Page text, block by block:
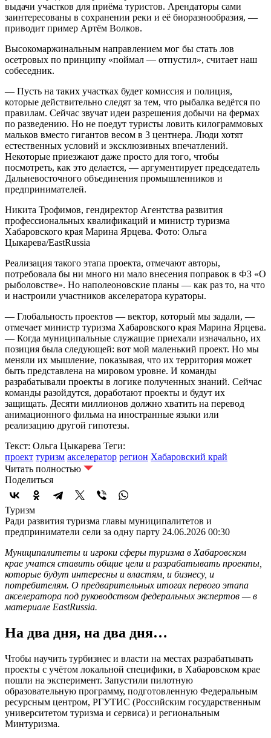
выдачи участков для приёма туристов. Арендаторы сами
заинтересованы в сохранении реки и её биоразнообразия, —
приводит пример Артём Волков.
Высокомаржинальным направлением мог бы стать лов
осетровых по принципу «поймал — отпустил», считает наш
собеседник.
— Пусть на таких участках будет комиссия и полиция,
которые действительно следят за тем, что рыбалка ведётся по
правилам. Сейчас звучат идеи разрешения добычи на фермах
по разведению. Но не поедут туристы ловить килограммовых
мальков вместо гигантов весом в 3 центнера. Люди хотят
естественных условий и эксклюзивных впечатлений.
Некоторые приезжают даже просто для того, чтобы
посмотреть, как это делается, — аргументирует председатель
Дальневосточного объединения промышленников и
предпринимателей.
Никита Трофимов, гендиректор Агентства развития
профессиональных квалификаций и министр туризма
Хабаровского края Марина Ярцева. Фото: Ольга
Цыкарева/EastRussia
Реализация такого этапа проекта, отмечают авторы,
потребовала бы ни много ни мало внесения поправок в ФЗ «О
рыболовстве». Но наполеоновские планы — как раз то, на что
и настроили участников акселератора кураторы.
— Глобальность проектов — вектор, который мы задали, —
отмечает министр туризма Хабаровского края Марина Ярцева.
— Когда муниципальные служащие приехали изначально, их
позиция была следующей: вот мой маленький проект. Но мы
меняли их мышление, показывая, что их территория может
быть представлена на мировом уровне. И команды
разрабатывали проекты в логике полученных знаний. Сейчас
команды разойдутся, доработают проекты и будут их
защищать. Десяти миллионов должно хватить на перевод
анимационного фильма на иностранные языки или
реализацию другой гипотезы.
Текст: Ольга Цыкарева Теги:
проект туризм акселератор регион Хабаровский край
Читать полностью
Поделиться
Туризм
Ради развития туризма главы муниципалитетов и
предприниматели сели за одну парту 24.06.2026 00:30
Муниципалитеты и игроки сферы туризма в Хабаровском
крае учатся ставить общие цели и разрабатывать проекты,
которые будут интересны и властям, и бизнесу, и
потребителям. О предварительных итогах первого этапа
акселератора под руководством федеральных экспертов — в
материале EastRussia.
На два дня, на два дня…
Чтобы научить турбизнес и власти на местах разрабатывать
проекты с учётом локальной специфики, в Хабаровском крае
пошли на эксперимент. Запустили пилотную
образовательную программу, подготовленную Федеральным
ресурсным центром, РГУТИС (Российским государственным
университетом туризма и сервиса) и региональным
Минтуризма.